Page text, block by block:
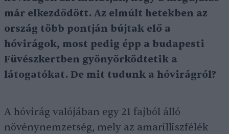
már elkezdődött. Az elmúlt hetekben az
ország több pontján bújtak elő a
hóvirágok, most pedig épp a budapesti
Füvészkertben gyönyörködtetik a
látogatókat. De mit tudunk a hóvirágról?
A hóvirág valójában egy 21 fajból álló
növénynemzetség, mely az amarilliszfélék